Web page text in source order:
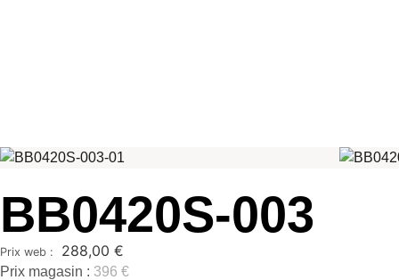
BB0420S-003
288,00 €
Prix magasin : 396 €